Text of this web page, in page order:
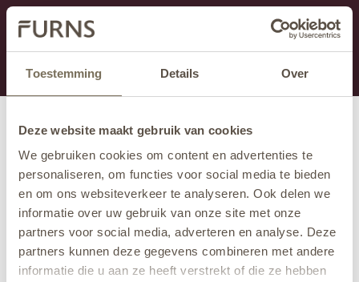
Toestemming Details Over
Deze website maakt gebruik van cookies
We gebruiken cookies om content en advertenties te
personaliseren, om functies voor social media te bieden
en om ons websiteverkeer te analyseren. Ook delen we
informatie over uw gebruik van onze site met onze
partners voor social media, adverteren en analyse. Deze
partners kunnen deze gegevens combineren met andere
informatie die u aan ze heeft verstrekt of die ze hebben
Dit onderdeel is momenteel in onderhoud.
Als je informatie mist kun je ons bellen +31 413 274
168 of mailen
info@furns.com